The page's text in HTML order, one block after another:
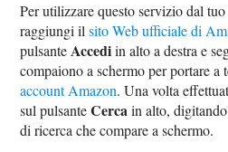
Per utilizzare questo servizio dal
raggiungi ilsito Web ufficiale di
pulsante Accediin alto a destra e
compaiono a schermo per portare
account Amazon. Una volta
sul pulsanteCercain alto,
di ricerca che compare a schermo.